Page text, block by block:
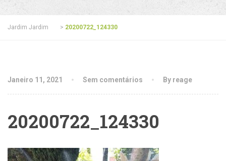
Jardim Jardim > 20200722_124330
Janeiro 11, 2021 Sem comentários By reage
20200722_124330